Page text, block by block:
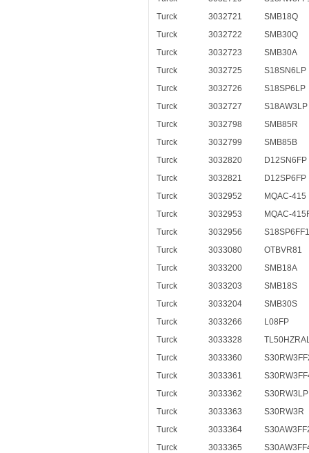
Turck
3032721
SMB18Q
Turck
3032722
SMB30Q
Turck
3032723
SMB30A
Turck
3032725
S18SN6LP
Turck
3032726
S18SP6LP
Turck
3032727
S18AW3LP
Turck
3032798
SMB85R
Turck
3032799
SMB85B
Turck
3032820
D12SN6FP
Turck
3032821
D12SP6FP
Turck
3032952
MQAC-415
Turck
3032953
MQAC-
Turck
3032956
Turck
3033080
OTBVR81
Turck
3033200
SMB18A
Turck
3033203
SMB18S
Turck
3033204
SMB30S
Turck
3033266
L08FP
Turck
3033328
Turck
3033360
Turck
3033361
Turck
3033362
S30RW3LP
Turck
3033363
S30RW3R
Turck
3033364
Turck
3033365